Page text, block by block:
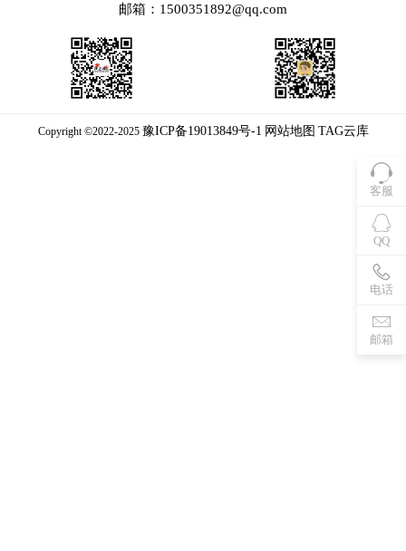
客服
QQ
电话
邮箱
邮箱：1500351892@qq.com
Copyright ©2022-2025 豫ICP备19013849号-1 网站地图 TAG云库